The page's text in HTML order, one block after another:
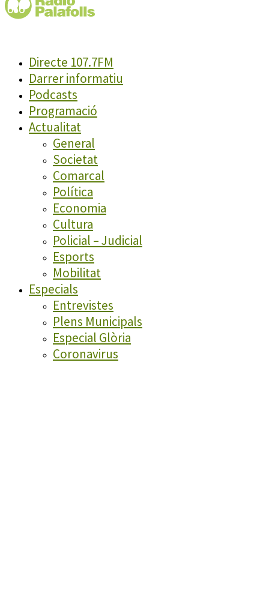
Directe 107.7FM
Darrer informatiu
Podcasts
Programació
Actualitat
General
Societat
Comarcal
Política
Economia
Cultura
Policial – Judicial
Esports
Mobilitat
Especials
Entrevistes
Plens Municipals
Especial Glòria
Coronavirus